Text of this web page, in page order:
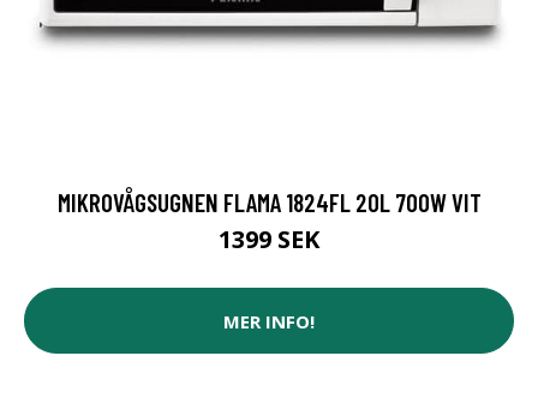
MIKROVÅGSUGNEN FLAMA 1824FL 20L 700W VIT
1399 SEK
MER INFO!